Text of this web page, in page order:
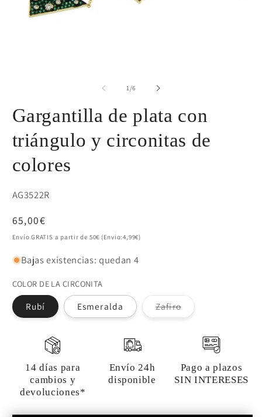
1/de
6
Gargantilla de plata con
triángulo y circonitas de
colores
SKU:
AG3522R
Precio
habitual
65,00€
Envío GRATIS a partir de 50€ (Envio:4,99€)
Bajas existencias: quedan 4
COLOR DE LA CIRCONITA
Rubí Esmeralda ZafiroVariante
disponible
14 días para
cambios y
devoluciones*
Envío 24h
disponible
Pago a plazos
SIN INTERESES